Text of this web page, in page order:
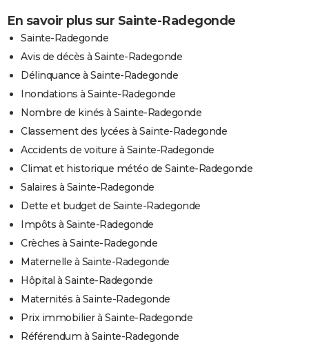
En savoir plus sur Sainte-Radegonde
Sainte-Radegonde
Avis de décès à Sainte-Radegonde
Délinquance à Sainte-Radegonde
Inondations à Sainte-Radegonde
Nombre de kinés à Sainte-Radegonde
Classement des lycées à Sainte-Radegonde
Accidents de voiture à Sainte-Radegonde
Climat et historique météo de Sainte-Radegonde
Salaires à Sainte-Radegonde
Dette et budget de Sainte-Radegonde
Impôts à Sainte-Radegonde
Crèches à Sainte-Radegonde
Maternelle à Sainte-Radegonde
Hôpital à Sainte-Radegonde
Maternités à Sainte-Radegonde
Prix immobilier à Sainte-Radegonde
Référendum à Sainte-Radegonde